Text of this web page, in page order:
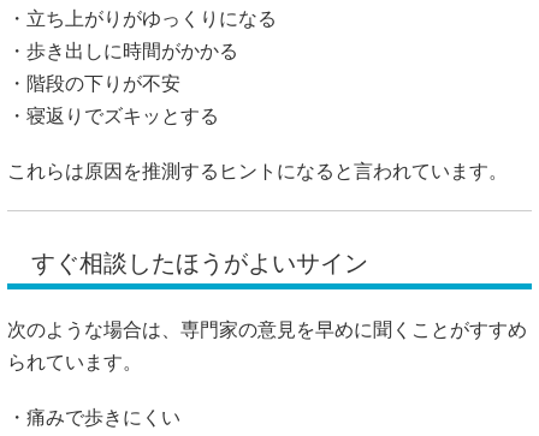
・立ち上がりがゆっくりになる
・歩き出しに時間がかかる
・階段の下りが不安
・寝返りでズキッとする
これらは原因を推測するヒントになると言われています。
すぐ相談したほうがよいサイン
次のような場合は、専門家の意見を早めに聞くことがすすめ
られています。
・痛みで歩きにくい